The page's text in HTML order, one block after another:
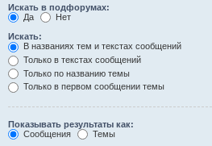
Искать в подфорумах:
Да
Нет
Искать:
В названиях тем и текстах сообщений
Только в текстах сообщений
Только по названию темы
Только в первом сообщении темы
Показывать результаты как:
Сообщения
Темы